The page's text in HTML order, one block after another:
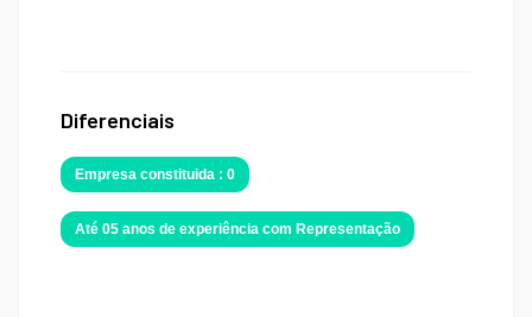
Diferenciais
Empresa constituida : 0
Até 05 anos de experiência com Representação